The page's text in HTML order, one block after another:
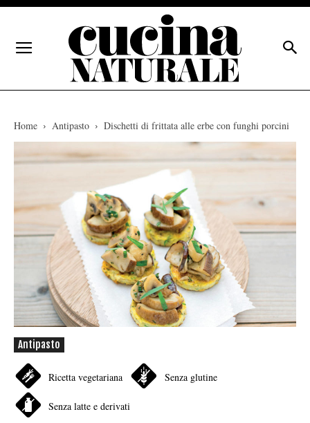
Home Antipasto Dischetti di frittata alle erbe con funghi porcini
Antipasto
Ricetta vegetariana Senza glutine
Senza latte e derivati